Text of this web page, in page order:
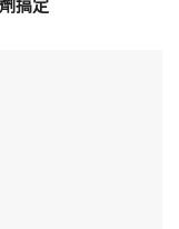
搞定